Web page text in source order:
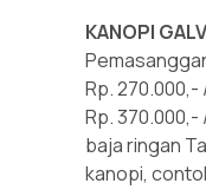
KANOPI
Rp.
Rp.
baja ringan
kanopi,